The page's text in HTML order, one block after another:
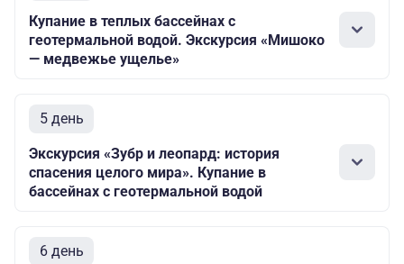
Купание в теплых бассейнах с
геотермальной водой. Экскурсия «Мишоко
— медвежье ущелье»
5 день
Экскурсия «Зубр и леопард: история
спасения целого мира». Купание в
бассейнах с геотермальной водой
6 день